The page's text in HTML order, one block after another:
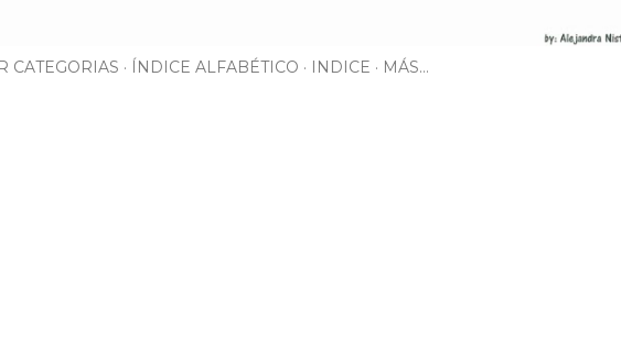
CATEGORIAS ÍNDICE ALFABÉTICO INDICE MÁS…